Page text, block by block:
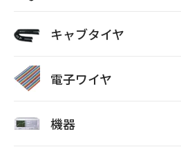
キャブタイヤ
電子ワイヤ
機器